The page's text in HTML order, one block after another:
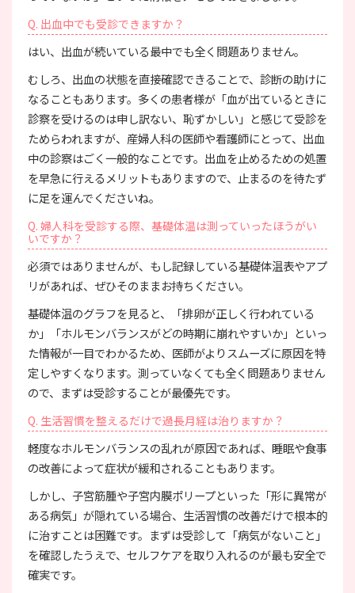
Q. 出血中でも受診できますか？
はい、出血が続いている最中でも全く問題ありません。
むしろ、出血の状態を直接確認できることで、診断の助けに
なることもあります。多くの患者様が「血が出ているときに
診察を受けるのは申し訳ない、恥ずかしい」と感じて受診を
ためらわれますが、産婦人科の医師や看護師にとって、出血
中の診察はごく一般的なことです。出血を止めるための処置
を早急に行えるメリットもありますので、止まるのを待たず
に足を運んでくださいね。
Q. 婦人科を受診する際、基礎体温は測っていったほうがい
いですか？
必須ではありませんが、もし記録している基礎体温表やアプ
リがあれば、ぜひそのままお持ちください。
基礎体温のグラフを見ると、「排卵が正しく行われている
か」「ホルモンバランスがどの時期に崩れやすいか」といっ
た情報が一目でわかるため、医師がよりスムーズに原因を特
定しやすくなります。測っていなくても全く問題ありません
ので、まずは受診することが最優先です。
Q. 生活習慣を整えるだけで過長月経は治りますか？
軽度なホルモンバランスの乱れが原因であれば、睡眠や食事
の改善によって症状が緩和されることもあります。
しかし、子宮筋腫や子宮内膜ポリープといった「形に異常が
ある病気」が隠れている場合、生活習慣の改善だけで根本的
に治すことは困難です。まずは受診して「病気がないこと」
を確認したうえで、セルフケアを取り入れるのが最も安全で
確実です。